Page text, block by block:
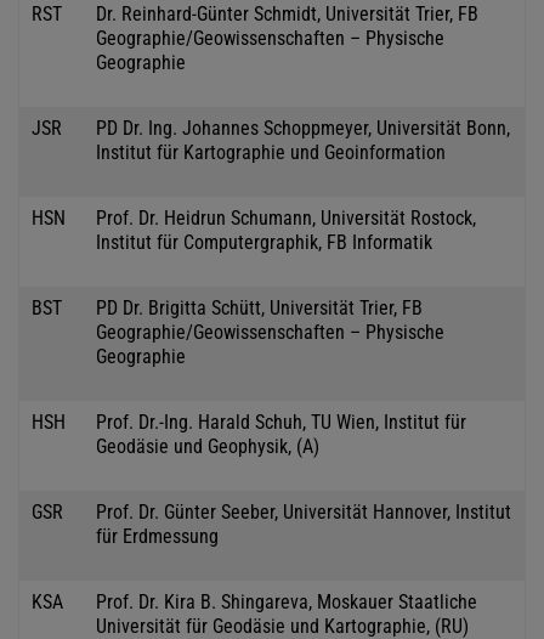
RST
Dr. Reinhard-Günter Schmidt, Universität Trier, FB
Geographie/Geowissenschaften – Physische
Geographie
JSR
PD Dr. Ing. Johannes Schoppmeyer, Universität Bonn,
Institut für Kartographie und Geoinformation
HSN
Prof. Dr. Heidrun Schumann, Universität Rostock,
Institut für Computergraphik, FB Informatik
BST
PD Dr. Brigitta Schütt, Universität Trier, FB
Geographie/Geowissenschaften – Physische
Geographie
HSH
Prof. Dr.-Ing. Harald Schuh, TU Wien, Institut für
Geodäsie und Geophysik, (A)
GSR
Prof. Dr. Günter Seeber, Universität Hannover, Institut
für Erdmessung
KSA
Prof. Dr. Kira B. Shingareva, Moskauer Staatliche
Universität für Geodäsie und Kartographie, (RU)